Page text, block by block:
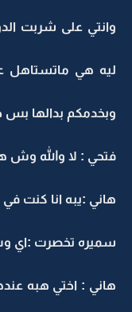
وانتي على شربت
ليه هي ماتستاهل
وبخدمكم بدالها بس
فتحي : لا والله وش
هاني :يبه انا كنت
سميره تخصرت :اي
هاني : اختي هبه